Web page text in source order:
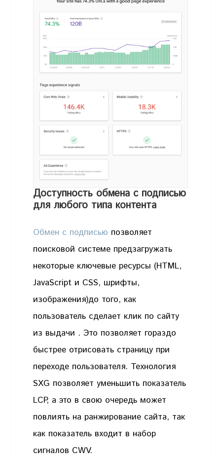
Доступность обмена с подписью
для любого типа контента
Обмен с подписью позволяет
поисковой системе предзагружать
некоторые ключевые ресурсы (HTML,
JavaScript и CSS, шрифты,
изображения)до того, как
пользователь сделает клик по сайту
из выдачи . Это позволяет гораздо
быстрее отрисовать страницу при
переходе пользователя. Технология
SXG позволяет уменьшить показатель
LCP, а это в свою очередь может
повлиять на ранжирование сайта, так
как показатель входит в набор
сигналов CWV.